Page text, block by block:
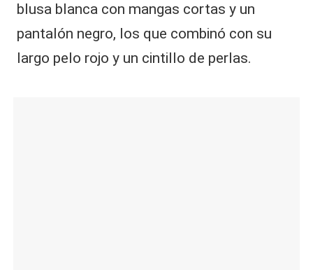
blusa blanca con mangas cortas y un
pantalón negro, los que combinó con su
largo pelo rojo y un cintillo de perlas.